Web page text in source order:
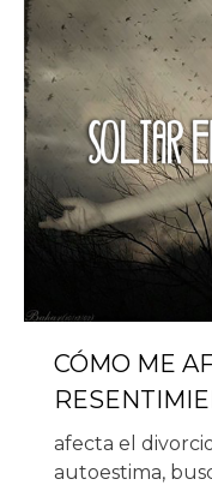
CÓMO ME
afecta el
autoestima,